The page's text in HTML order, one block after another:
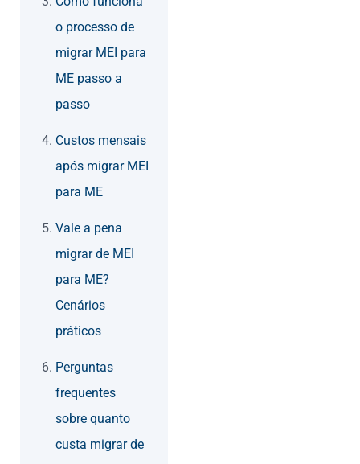
o processo de
migrar MEI para
ME passo a
passo
Custos mensais
após migrar MEI
para ME
Vale a pena
migrar de MEI
para ME?
Cenários
práticos
Perguntas
frequentes
sobre quanto
custa migrar de